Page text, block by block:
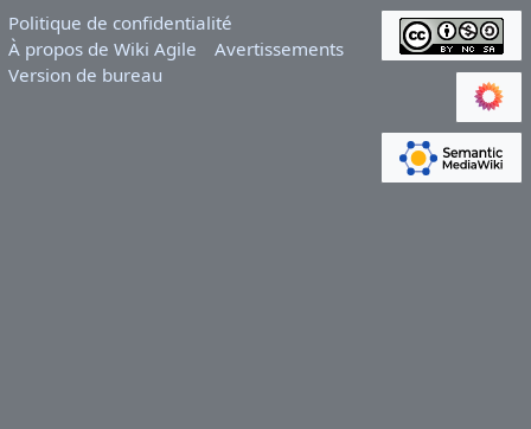
Politique de confidentialité
À propos de Wiki Agile
Avertissements
Version de bureau